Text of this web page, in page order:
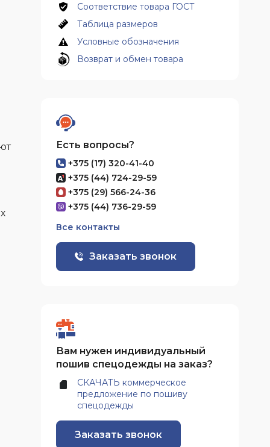
Соответствие товара ГОСТ
Таблица размеров
Условные обозначения
Возврат и обмен товара
Есть вопросы?
+375 (17) 320-41-40
+375 (44) 724-29-59
+375 (29) 566-24-36
+375 (44) 736-29-59
Все контакты
Заказать звонок
Вам нужен индивидуальный
пошив спецодежды на заказ?
СКАЧАТЬ коммерческое
предложение по пошиву
спецодежды
Заказать звонок